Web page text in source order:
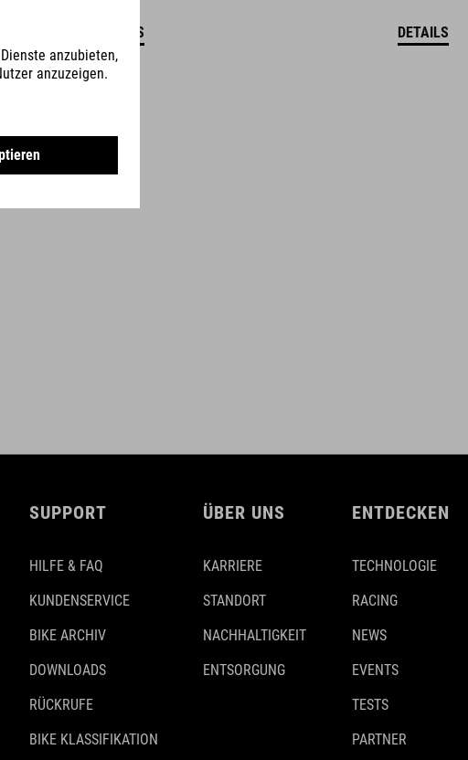
DETAILS DETAILS
SUPPORT
HILFE & FAQ
KUNDENSERVICE
BIKE ARCHIV
DOWNLOADS
RÜCKRUFE
BIKE KLASSIFIKATION
ÜBER UNS
KARRIERE
STANDORT
NACHHALTIGKEIT
ENTSORGUNG
ENTDECKEN
TECHNOLOGIE
RACING
NEWS
EVENTS
TESTS
PARTNER